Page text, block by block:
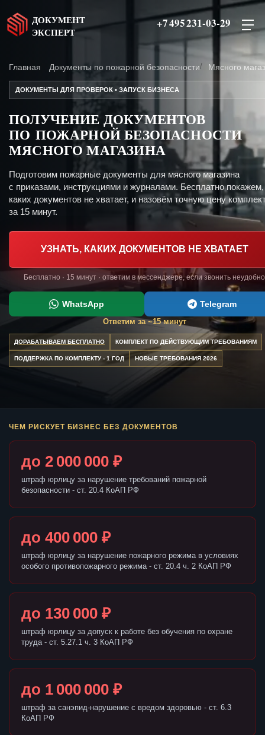
ДОКУМЕНТ
ЭКСПЕРТ
+7 495 231-03-29
Главная Документы по пожарной безопасности Мясного
ДОКУМЕНТЫ ДЛЯ ПРОВЕРОК • ЗАПУСК БИЗНЕСА
ПОЛУЧЕНИЕ ДОКУМЕНТОВ
ПО ПОЖАРНОЙ БЕЗОПАСНОСТИ
МЯСНОГО МАГАЗИНА
Подготовим пожарные документы для мясного магазина
с приказами, инструкциями и журналами. Бесплатно покажем,
каких документов не хватает, и назовём точную цену
за 15 минут.
УЗНАТЬ, КАКИХ ДОКУМЕНТОВ НЕ ХВАТАЕТ
Бесплатно · 15 минут · ответим в мессенджере, если звонить неудобно
WhatsApp Telegram
Ответим за ~15 минут
ДОРАБАТЫВАЕМ БЕСПЛАТНО КОМПЛЕКТ ПО ДЕЙСТВУЮЩИМ ТРЕБОВАНИЯМ
ПОДДЕРЖКА ПО КОМПЛЕКТУ - 1 ГОД НОВЫЕ ТРЕБОВАНИЯ 2026
ЧЕМ РИСКУЕТ БИЗНЕС БЕЗ ДОКУМЕНТОВ
до 2 000 000 ₽
штраф юрлицу за нарушение требований пожарной
безопасности - ст. 20.4 КоАП РФ
до 400 000 ₽
штраф юрлицу за нарушение пожарного режима в условиях
особого противопожарного режима - ст. 20.4 ч. 2 КоАП РФ
до 130 000 ₽
штраф юрлицу за допуск к работе без обучения по охране
труда - ст. 5.27.1 ч. 3 КоАП РФ
до 1 000 000 ₽
штраф за санэпид-нарушение с вредом здоровью - ст. 6.3
КоАП РФ